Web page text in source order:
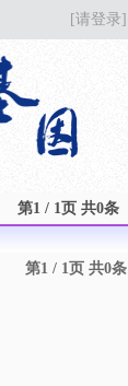
[请登录]
第1 / 1页 共0条
第1 / 1页 共0条